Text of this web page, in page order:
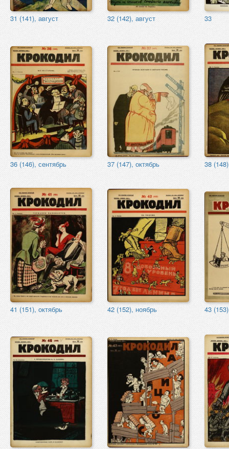
31 (141), август 32 (142), август 33
36 (146), сентябрь 37 (147), октябрь 38
41 (151), октябрь 42 (152), ноябрь 43